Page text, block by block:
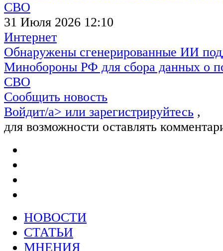
31 Июля 2026 12:10
Интернет
Обнаружены сгенерированные ИИ
Минобороны РФ для сбора данных о
СВО
Сообщить новость
Войдит/a> или зарегистрируйтесь ,
для возможности оставлять
НОВОСТИ
СТАТЬИ
МНЕНИЯ